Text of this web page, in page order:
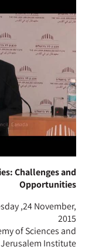
Challenges and
Opportunities
,24 November,
2015
of Sciences and
Institute